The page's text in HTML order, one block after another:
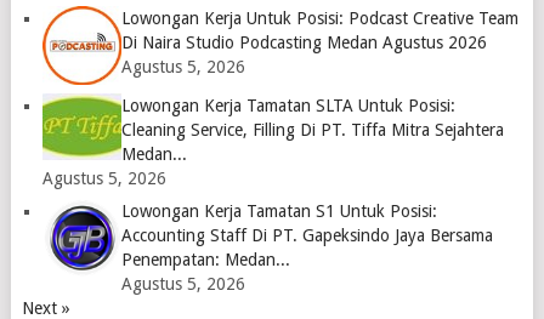
Lowongan Kerja Untuk Posisi: Podcast Creative Team
Di Naira Studio Podcasting Medan Agustus 2026
Agustus 5, 2026
Lowongan Kerja Tamatan SLTA Untuk Posisi:
Cleaning Service, Filling Di PT. Tiffa Mitra Sejahtera
Medan...
Agustus 5, 2026
Lowongan Kerja Tamatan S1 Untuk Posisi:
Accounting Staff Di PT. Gapeksindo Jaya Bersama
Penempatan: Medan...
Agustus 5, 2026
Next »